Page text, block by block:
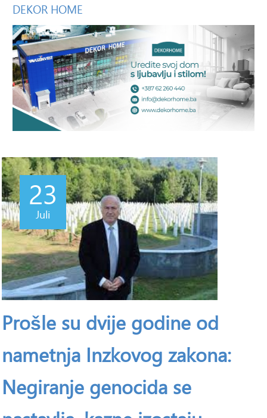
DEKOR HOME
23
Juli
Prošle su dvije godine od
nametnja Inzkovog zakona:
Negiranje genocida se